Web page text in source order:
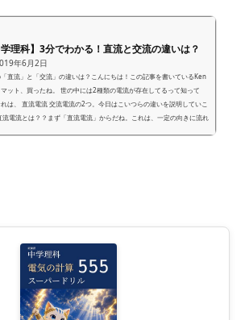
学理科】3分でわかる！直流と交流の違いは？
年6月2日
直流」と「交流」の違いは？こんにちは！この記事を書いているKen
ット、買ったね。 世の中には2種類の電流が存在してるって知って
は、 直流電流 交流電流の2つ。今日はこいつらの違いを説明していこ
流電流とは？？まず「直流電流」からだね。これは、一定の向きに流れ
ね。 横軸に「時間」、縦軸に「電圧」のグラフを描...